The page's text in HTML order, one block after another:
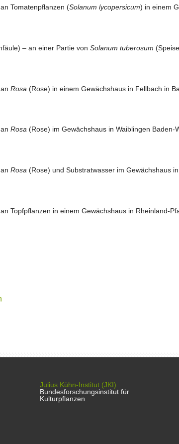
Tomatenpflanzen (Solanum lycopersicum) in einem
– an einer Partie von Solanum tuberosum
Rosa (Rose) in einem Gewächshaus in Fellbach in
Rosa (Rose) im Gewächshaus in Waiblingen Baden-
Rosa (Rose) und Substratwasser im Gewächshaus
Topfpflanzen in einem Gewächshaus in Rheinland-
Julius Kühn-Institut (JKI)
Bundesforschungsinstitut für
Kulturpflanzen